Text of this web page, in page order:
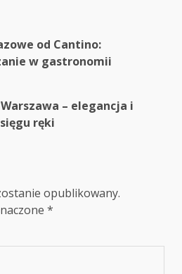
od Cantino:
w gastronomii
– elegancja i
ręki
opublikowany.
*